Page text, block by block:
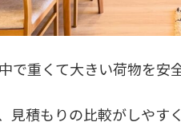
で重くて大きい荷物を
見積もりの比較がしや